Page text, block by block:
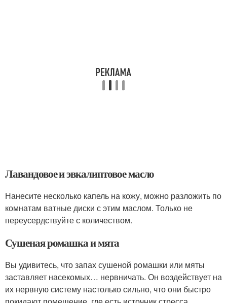
Лавандовое и эвкалиптовое масло
Нанесите несколько капель на кожу, можно разложить по
комнатам ватные диски с этим маслом. Только не
переусердствуйте с количеством.
Сушеная ромашка и мята
Вы удивитесь, что запах сушеной ромашки или мяты
заставляет насекомых… нервничать. Он воздействует на
их нервную систему настолько сильно, что они быстро